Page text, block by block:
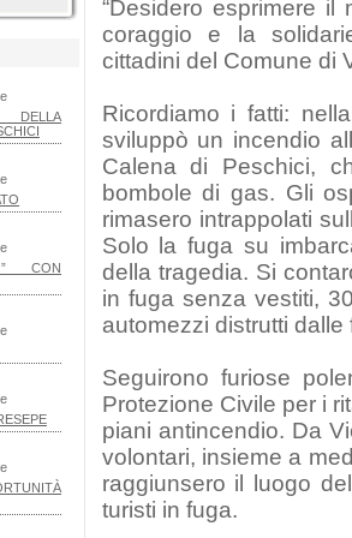
“Desidero esprimere
coraggio e la
cittadini del Comune di
Ricordiamo i fatti:
sviluppò un incendio
Calena di Peschici,
bombole di gas. Gli
rimasero intrappolati
Solo la fuga su
della tragedia. Si
in fuga senza vestiti,
automezzi distrutti dalle
Seguirono furiose
Protezione Civile per i
piani antincendio. Da
volontari, insieme a
raggiunsero il luogo
turisti in fuga.